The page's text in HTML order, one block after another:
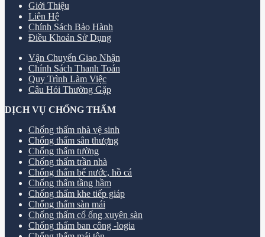
Giới Thiệu
Liên Hệ
Chính Sách Bảo Hành
Điều Khoản Sử Dụng
Vận Chuyển Giao Nhận
Chính Sách Thanh Toán
Quy Trình Làm Việc
Câu Hỏi Thường Gặp
DỊCH VỤ CHỐNG THẤM
Chống thấm nhà vệ sinh
Chống thấm sân thượng
Chống thấm tường
Chống thấm trần nhà
Chống thấm bể nước, hồ cá
Chống thấm tầng hầm
Chống thấm khe tiếp giáp
Chống thấm sàn mái
Chống thấm cổ ống xuyên sàn
Chống thấm ban công -logia